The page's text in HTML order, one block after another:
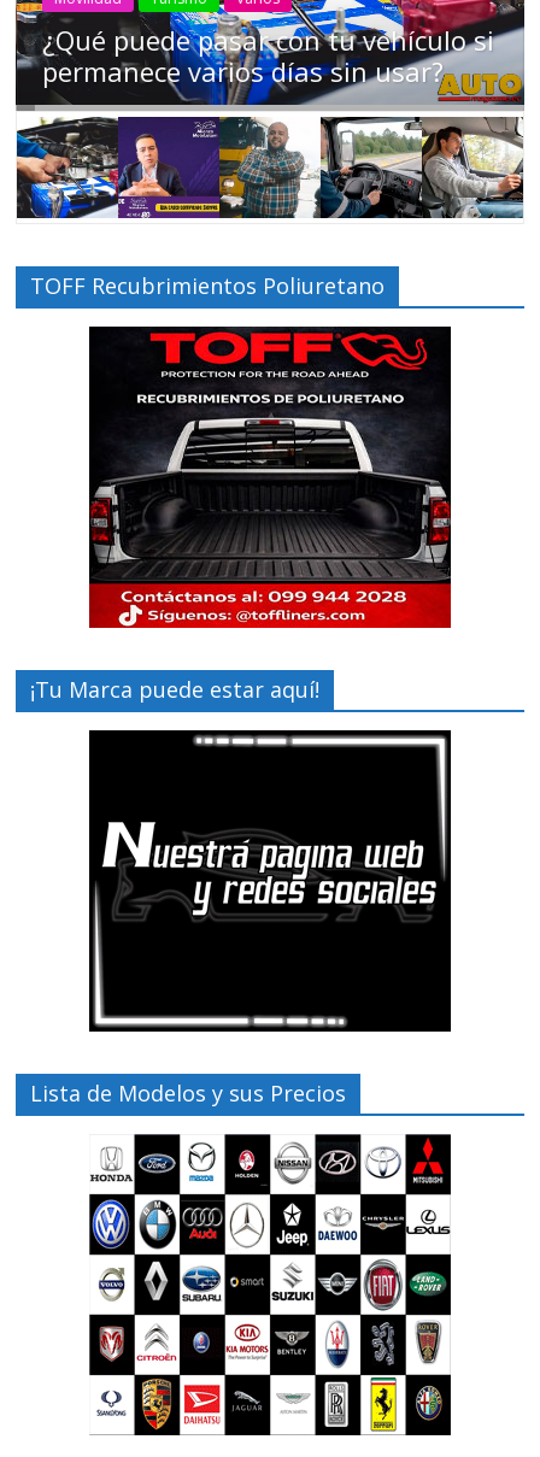
Campaña busca cambiar destino de
los motociclistas en la región
TOFF Recubrimientos Poliuretano
¡Tu Marca puede estar aquí!
Lista de Modelos y sus Precios